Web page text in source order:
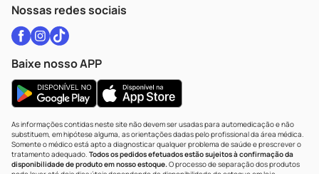
Nossas redes sociais
Baixe nosso APP
As informações contidas neste site não devem ser usadas para automedicação e não
substituem, em hipótese alguma, as orientações dadas pelo profissional da área médica.
Somente o médico está apto a diagnosticar qualquer problema de saúde e prescrever o
tratamento adequado. Todos os pedidos efetuados estão sujeitos à confirmação da
disponibilidade de produto em nosso estoque.O processo de separação dos produtos